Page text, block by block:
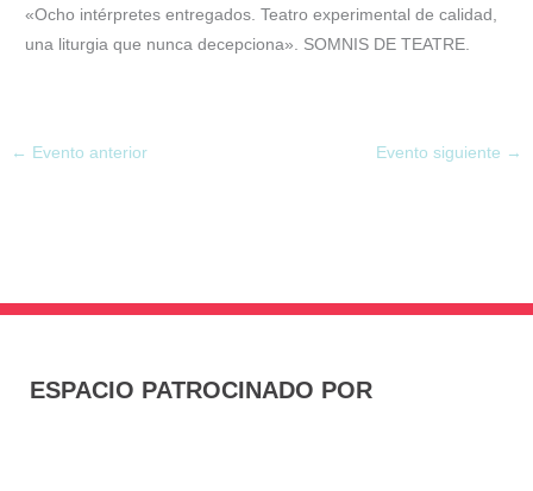
«Ocho intérpretes entregados. Teatro experimental de calidad,
una liturgia que nunca decepciona». SOMNIS DE TEATRE.
← Evento anterior Evento siguiente →
ESPACIO PATROCINADO POR